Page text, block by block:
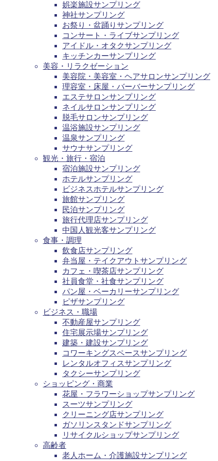
娯楽施設サンプリング
神社サンプリング
お祭り・盆踊りサンプリング
コンサート・ライブサンプリング
アイドル・オタクサンプリング
キッチンカーサンプリング
美容・リラクゼーション
美容院・美容室・ヘアサロンサンプリング
理容室・床屋・バーバーサンプリング
エステサロンサンプリング
ネイルサロンサンプリング
脱毛サロンサンプリング
温浴施設サンプリング
温泉サンプリング
サウナサンプリング
観光・旅行・宿泊
宿泊施設サンプリング
ホテルサンプリング
ビジネスホテルサンプリング
旅館サンプリング
民泊サンプリング
旅行代理店サンプリング
中国人観光客サンプリング
食事・調理
飲食店サンプリング
弁当屋・テイクアウトサンプリング
カフェ・喫茶店サンプリング
社員食堂・社食サンプリング
パン屋・ベーカリーサンプリング
ピザサンプリング
ビジネス・職場
不動産屋サンプリング
住宅展示場サンプリング
建築・建設サンプリング
コワーキングスペースサンプリング
レンタルオフィスサンプリング
タクシーサンプリング
ショッピング・商業
花屋・フラワーショップサンプリング
スーツサンプリング
クリーニング店サンプリング
ガソリンスタンドサンプリング
リサイクルショップサンプリング
高齢者
老人ホーム・介護施設サンプリング